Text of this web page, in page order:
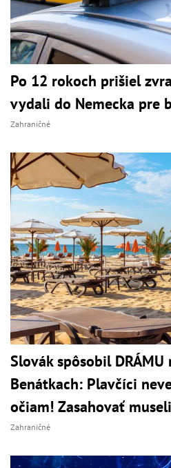
Po 12 rokoch prišiel
vydali do Nemecka pre
Zahraničné
Slovák spôsobil
Benátkach: Plavčíci
očiam! Zasahovať
Zahraničné